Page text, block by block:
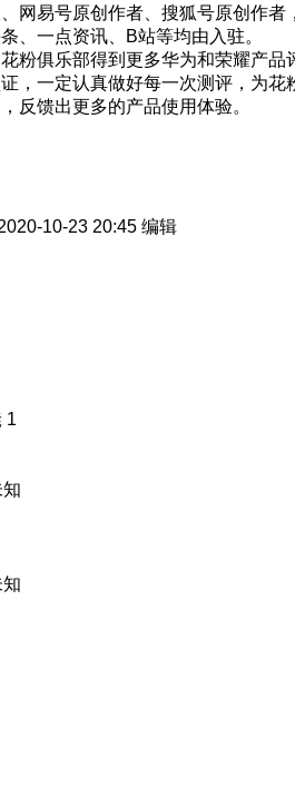
网易号原创作者、搜狐号原创作者
、一点资讯、B站等均由入驻。
粉俱乐部得到更多华为和荣耀产品
，一定认真做好每一次测评，为花
反馈出更多的产品使用体验。
10-23 20:45 编辑
1